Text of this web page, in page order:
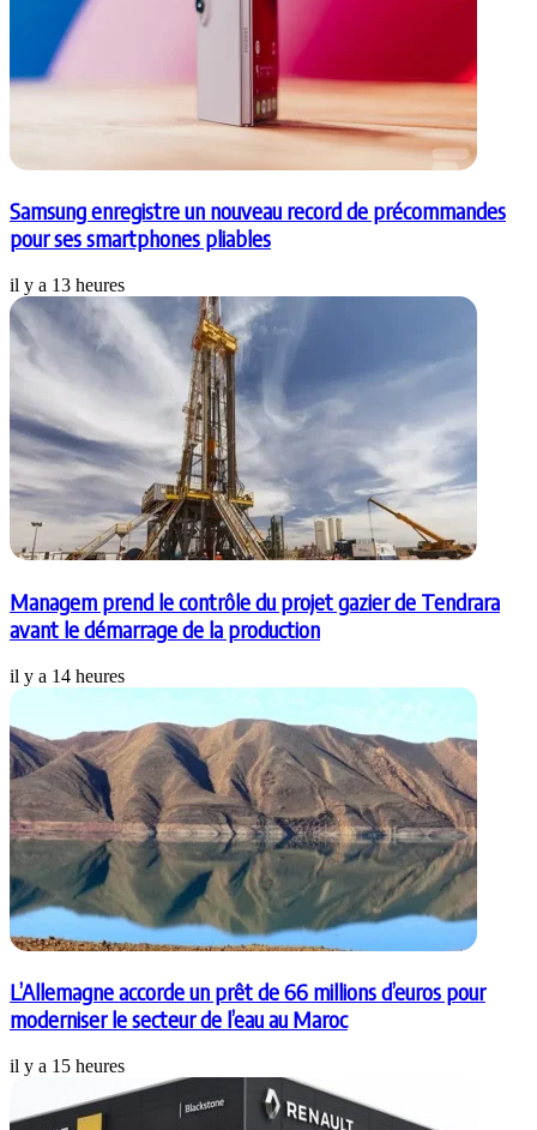
Samsung enregistre un nouveau record de précommandes
pour ses smartphones pliables
il y a 13 heures
Managem prend le contrôle du projet gazier de Tendrara
avant le démarrage de la production
il y a 14 heures
L’Allemagne accorde un prêt de 66 millions d’euros pour
moderniser le secteur de l’eau au Maroc
il y a 15 heures